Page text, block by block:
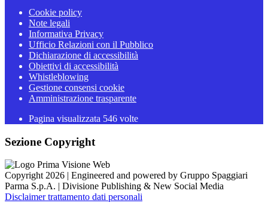
Cookie policy
Note legali
Informativa Privacy
Ufficio Relazioni con il Pubblico
Dichiarazione di accessibilità
Obiettivi di accessibilità
Whistleblowing
Gestione consensi cookie
Amministrazione trasparente
Pagina visualizzata 546 volte
Sezione Copyright
Copyright 2026 | Engineered and powered by Gruppo Spaggiari
Parma S.p.A. | Divisione Publishing & New Social Media
Disclaimer trattamento dati personali